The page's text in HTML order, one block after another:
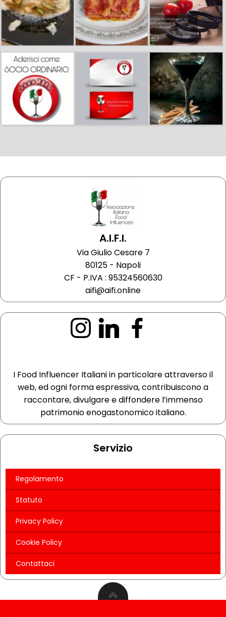
A.I.F.I.
Via Giulio Cesare 7
80125 - Napoli
CF - P.IVA : 95324560630
aifi@aifi.online
I Food Influencer Italiani in particolare attraverso il
web, ed ogni forma espressiva, contribuiscono a
raccontare, divulgare e diffondere l’immenso
patrimonio enogastonomico italiano.
Servizio
Regolamento
Statuto
Privacy Policy
Cookie Policy
Contattaci